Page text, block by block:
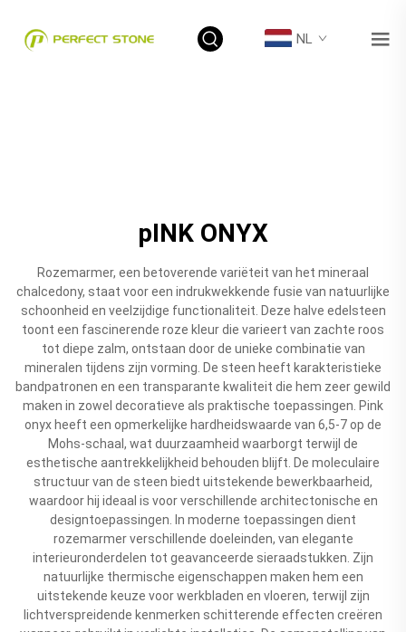
NL
pINK ONYX
Rozemarmer, een betoverende variëteit van het mineraal
chalcedony, staat voor een indrukwekkende fusie van natuurlijke
schoonheid en veelzijdige functionaliteit. Deze halve edelsteen
toont een fascinerende roze kleur die varieert van zachte roos
tot diepe zalm, ontstaan door de unieke combinatie van
mineralen tijdens zijn vorming. De steen heeft karakteristieke
bandpatronen en een transparante kwaliteit die hem zeer gewild
maken in zowel decoratieve als praktische toepassingen. Pink
onyx heeft een opmerkelijke hardheidswaarde van 6,5-7 op de
Mohs-schaal, wat duurzaamheid waarborgt terwijl de
esthetische aantrekkelijkheid behouden blijft. De moleculaire
structuur van de steen biedt uitstekende bewerkbaarheid,
waardoor hij ideaal is voor verschillende architectonische en
designtoepassingen. In moderne toepassingen dient
rozemarmer verschillende doeleinden, van elegante
interieuronderdelen tot geavanceerde sieraadstukken. Zijn
natuurlijke thermische eigenschappen maken hem een
uitstekende keuze voor werkbladen en vloeren, terwijl zijn
lichtverspreidende kenmerken schitterende effecten creëren